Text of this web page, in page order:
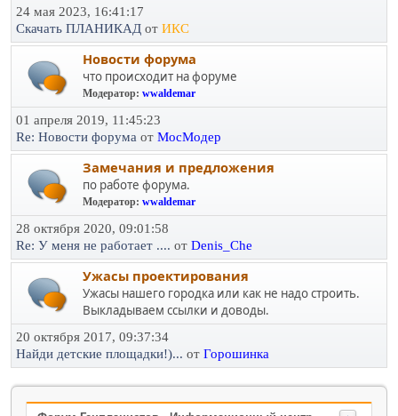
24 мая 2023, 16:41:17
Скачать ПЛАНИКАД от ИКС
Новости форума
что происходит на форуме
Модератор: wwaldemar
01 апреля 2019, 11:45:23
Re: Новости форума от МосМодер
Замечания и предложения
по работе форума.
Модератор: wwaldemar
28 октября 2020, 09:01:58
Re: У меня не работает .... от Denis_Che
Ужасы проектирования
Ужасы нашего городка или как не надо строить.
Выкладываем ссылки и доводы.
20 октября 2017, 09:37:34
Найди детские площадки!)... от Горошинка